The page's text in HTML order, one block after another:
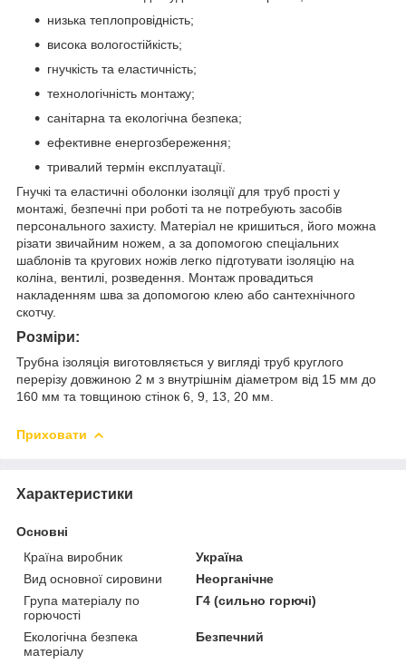
низька теплопровідність;
висока вологостійкість;
гнучкість та еластичність;
технологічність монтажу;
санітарна та екологічна безпека;
ефективне енергозбереження;
тривалий термін експлуатації.
Гнучкі та еластичні оболонки ізоляції для труб прості у
монтажі, безпечні при роботі та не потребують засобів
персонального захисту. Матеріал не кришиться, його можна
різати звичайним ножем, а за допомогою спеціальних
шаблонів та кругових ножів легко підготувати ізоляцію на
коліна, вентилі, розведення. Монтаж провадиться
накладенням шва за допомогою клею або сантехнічного
скотчу.
Розміри:
Трубна ізоляція виготовляється у вигляді труб круглого
перерізу довжиною 2 м з внутрішнім діаметром від 15 мм до
160 мм та товщиною стінок 6, 9, 13, 20 мм.
Приховати
Характеристики
Основні
Країна виробник
Україна
Вид основної сировини
Неорганічне
Група матеріалу по
горючості
Г4 (сильно горючі)
Екологічна безпека
матеріалу
Безпечний